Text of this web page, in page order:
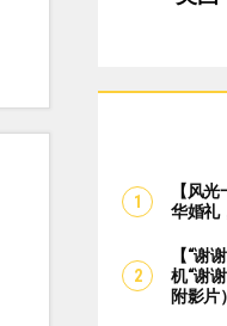
【风
华婚礼
【“谢
机“谢
附影片）